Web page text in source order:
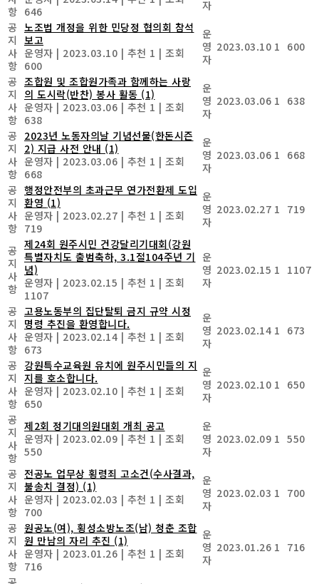
항 646
자
공
지
사
항
노조법 개정을 위한 민당정 협의회 참석
보고
운영자 | 2023.03.10 | 추천 1 | 조회
600
운
영
자
2023.03.10 1 600
공
지
사
항
조합원 및 조합원가족과 함께하는 사랑
의 도시락(반찬) 봉사 활동 (1)
운영자 | 2023.03.06 | 추천 1 | 조회
638
운
영
자
2023.03.06 1 638
공
지
사
항
2023년 노동자의날 기념선물(한돈시즌
2) 지급 사전 안내 (1)
운영자 | 2023.03.06 | 추천 1 | 조회
668
운
영
자
2023.03.06 1 668
공
지
사
항
행정안전부의 초과근무 연가전환제 도입
환영 (1)
운영자 | 2023.02.27 | 추천 1 | 조회
719
운
영
자
2023.02.27 1 719
공
지
사
항
제24회 원주시민 건강달리기대회(강원
특별자치도 출범축하, 3.1절104주년 기
념)
운영자 | 2023.02.15 | 추천 1 | 조회
1107
운
영
자
2023.02.15 1 1107
공
지
사
항
고용노동부의 집단탈퇴 금지 규약 시정
명령 추진을 환영합니다.
운영자 | 2023.02.14 | 추천 1 | 조회
673
운
영
자
2023.02.14 1 673
공
지
사
항
강원특수교육원 유치에 원주시민들의 지
지를 호소합니다.
운영자 | 2023.02.10 | 추천 1 | 조회
650
운
영
자
2023.02.10 1 650
공
지
사
항
제2회 정기대의원대회 개최 공고
운영자 | 2023.02.09 | 추천 1 | 조회
550
운
영
자
2023.02.09 1 550
공
지
사
항
전공노 업무상 횡령죄 고소건(수사결과,
불송치 결정) (1)
운영자 | 2023.02.03 | 추천 1 | 조회
700
운
영
자
2023.02.03 1 700
공
지
사
항
원공노(여), 횡성소방노조(남) 청춘 조합
원 만남의 자리 추진 (1)
운영자 | 2023.01.26 | 추천 1 | 조회
716
운
영
자
2023.01.26 1 716